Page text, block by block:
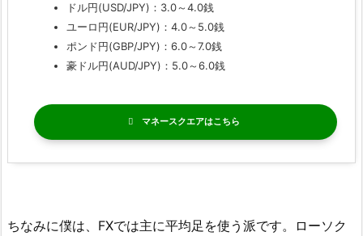
ドル円(USD/JPY)：3.0～4.0銭
ユーロ円(EUR/JPY)：4.0～5.0銭
ポンド円(GBP/JPY)：6.0～7.0銭
豪ドル円(AUD/JPY)：5.0～6.0銭
マネースクエア
ちなみに僕は、FXでは主に平均足を使う派です。ローソク